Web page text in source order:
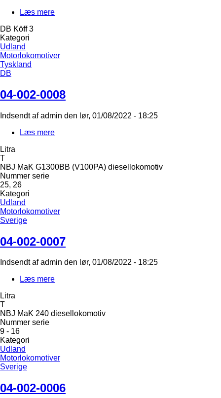
Læs mere
DB Köff 3
Kategori
Udland
Motorlokomotiver
Tyskland
DB
04-002-0008
Indsendt afadmin den lør, 01/08/2022 - 18:25
Læs mere
Litra
T
NBJ MaK G1300BB (V100PA) diesellokomotiv
Nummer serie
25, 26
Kategori
Udland
Motorlokomotiver
Sverige
04-002-0007
Indsendt afadmin den lør, 01/08/2022 - 18:25
Læs mere
Litra
T
NBJ MaK 240 diesellokomotiv
Nummer serie
9 - 16
Kategori
Udland
Motorlokomotiver
Sverige
04-002-0006